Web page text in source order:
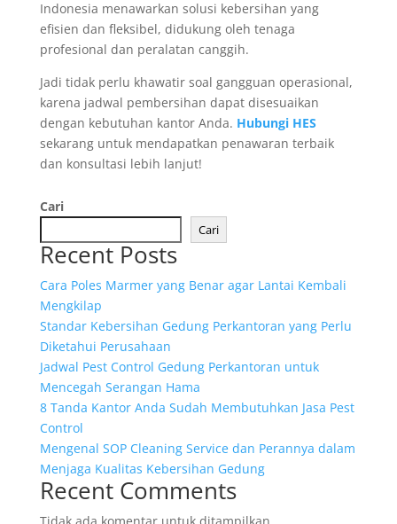
Indonesia menawarkan solusi kebersihan yang
efisien dan fleksibel, didukung oleh tenaga
profesional dan peralatan canggih.
Jadi tidak perlu khawatir soal gangguan operasional,
karena jadwal pembersihan dapat disesuaikan
dengan kebutuhan kantor Anda. Hubungi HES
sekarang untuk mendapatkan penawaran terbaik
dan konsultasi lebih lanjut!
Cari
Cari
Recent Posts
Cara Poles Marmer yang Benar agar Lantai Kembali
Mengkilap
Standar Kebersihan Gedung Perkantoran yang Perlu
Diketahui Perusahaan
Jadwal Pest Control Gedung Perkantoran untuk
Mencegah Serangan Hama
8 Tanda Kantor Anda Sudah Membutuhkan Jasa Pest
Control
Mengenal SOP Cleaning Service dan Perannya dalam
Menjaga Kualitas Kebersihan Gedung
Recent Comments